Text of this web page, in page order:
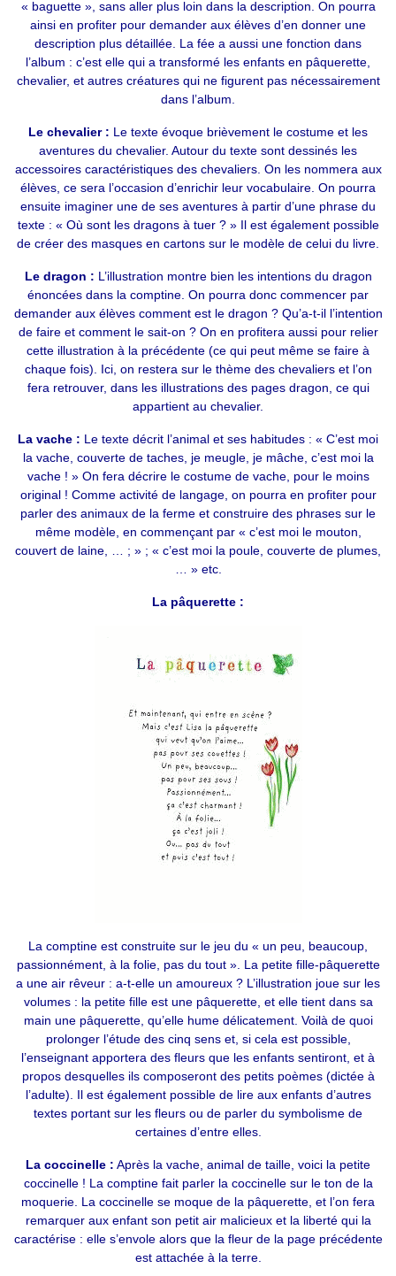
« baguette », sans aller plus loin dans la description. On pourra
ainsi en profiter pour demander aux élèves d’en donner une
description plus détaillée. La fée a aussi une fonction dans
l’album : c’est elle qui a transformé les enfants en pâquerette,
chevalier, et autres créatures qui ne figurent pas nécessairement
dans l’album.
Le chevalier : Le texte évoque brièvement le costume et les
aventures du chevalier. Autour du texte sont dessinés les
accessoires caractéristiques des chevaliers. On les nommera aux
élèves, ce sera l’occasion d’enrichir leur vocabulaire. On pourra
ensuite imaginer une de ses aventures à partir d’une phrase du
texte : « Où sont les dragons à tuer ? » Il est également possible
de créer des masques en cartons sur le modèle de celui du livre.
Le dragon : L’illustration montre bien les intentions du dragon
énoncées dans la comptine. On pourra donc commencer par
demander aux élèves comment est le dragon ? Qu’a-t-il l’intention
de faire et comment le sait-on ? On en profitera aussi pour relier
cette illustration à la précédente (ce qui peut même se faire à
chaque fois). Ici, on restera sur le thème des chevaliers et l’on
fera retrouver, dans les illustrations des pages dragon, ce qui
appartient au chevalier.
La vache : Le texte décrit l’animal et ses habitudes : « C’est moi
la vache, couverte de taches, je meugle, je mâche, c’est moi la
vache ! » On fera décrire le costume de vache, pour le moins
original ! Comme activité de langage, on pourra en profiter pour
parler des animaux de la ferme et construire des phrases sur le
même modèle, en commençant par « c’est moi le mouton,
couvert de laine, … ; » ; « c’est moi la poule, couverte de plumes,
… » etc.
La pâquerette :
La comptine est construite sur le jeu du « un peu, beaucoup,
passionnément, à la folie, pas du tout ». La petite fille-pâquerette
a une air rêveur : a-t-elle un amoureux ? L’illustration joue sur les
volumes : la petite fille est une pâquerette, et elle tient dans sa
main une pâquerette, qu’elle hume délicatement. Voilà de quoi
prolonger l’étude des cinq sens et, si cela est possible,
l’enseignant apportera des fleurs que les enfants sentiront, et à
propos desquelles ils composeront des petits poèmes (dictée à
l’adulte). Il est également possible de lire aux enfants d’autres
textes portant sur les fleurs ou de parler du symbolisme de
certaines d’entre elles.
La coccinelle : Après la vache, animal de taille, voici la petite
coccinelle ! La comptine fait parler la coccinelle sur le ton de la
moquerie. La coccinelle se moque de la pâquerette, et l’on fera
remarquer aux enfant son petit air malicieux et la liberté qui la
caractérise : elle s’envole alors que la fleur de la page précédente
est attachée à la terre.